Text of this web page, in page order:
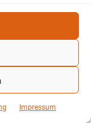
Impressum